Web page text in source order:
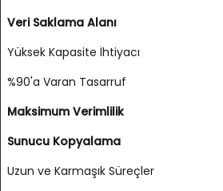
Veri Saklama Alanı
Yüksek Kapasite İhtiyacı
%90'a Varan Tasarruf
Maksimum Verimlilik
Sunucu Kopyalama
Uzun ve Karmaşık Süreçler